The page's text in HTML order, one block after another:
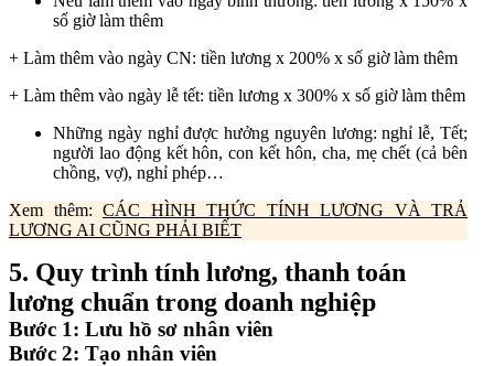
số giờ làm thêm
+ Làm thêm vào ngày CN: tiền lương x 200% x số giờ làm thêm
+ Làm thêm vào ngày lễ tết: tiền lương x 300% x số giờ làm thêm
Những ngày nghỉ được hưởng nguyên lương: nghỉ lễ, Tết;
người lao động kết hôn, con kết hôn, cha, mẹ chết (cả bên
chồng, vợ), nghỉ phép…
Xem thêm: CÁC HÌNH THỨC TÍNH LƯƠNG VÀ TRẢ
LƯƠNG AI CŨNG PHẢI BIẾT
5. Quy trình tính lương, thanh toán
lương chuẩn trong doanh nghiệp
Bước 1: Lưu hồ sơ nhân viên
Bước 2: Tạo nhân viên